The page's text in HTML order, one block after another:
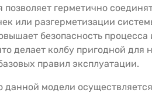
позволяет герметично
или разгерметизации
безопасность
делает колбу пригодной
правил эксплуатации.
данной модели